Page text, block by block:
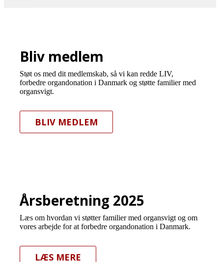
Bliv medlem
Støt os med dit medlemskab, så vi kan redde LIV,
forbedre organdonation i Danmark og støtte familier med
organsvigt.
BLIV MEDLEM
Årsberetning 2025
Læs om hvordan vi støtter familier med organsvigt og om
vores arbejde for at forbedre organdonation i Danmark.
LÆS MERE